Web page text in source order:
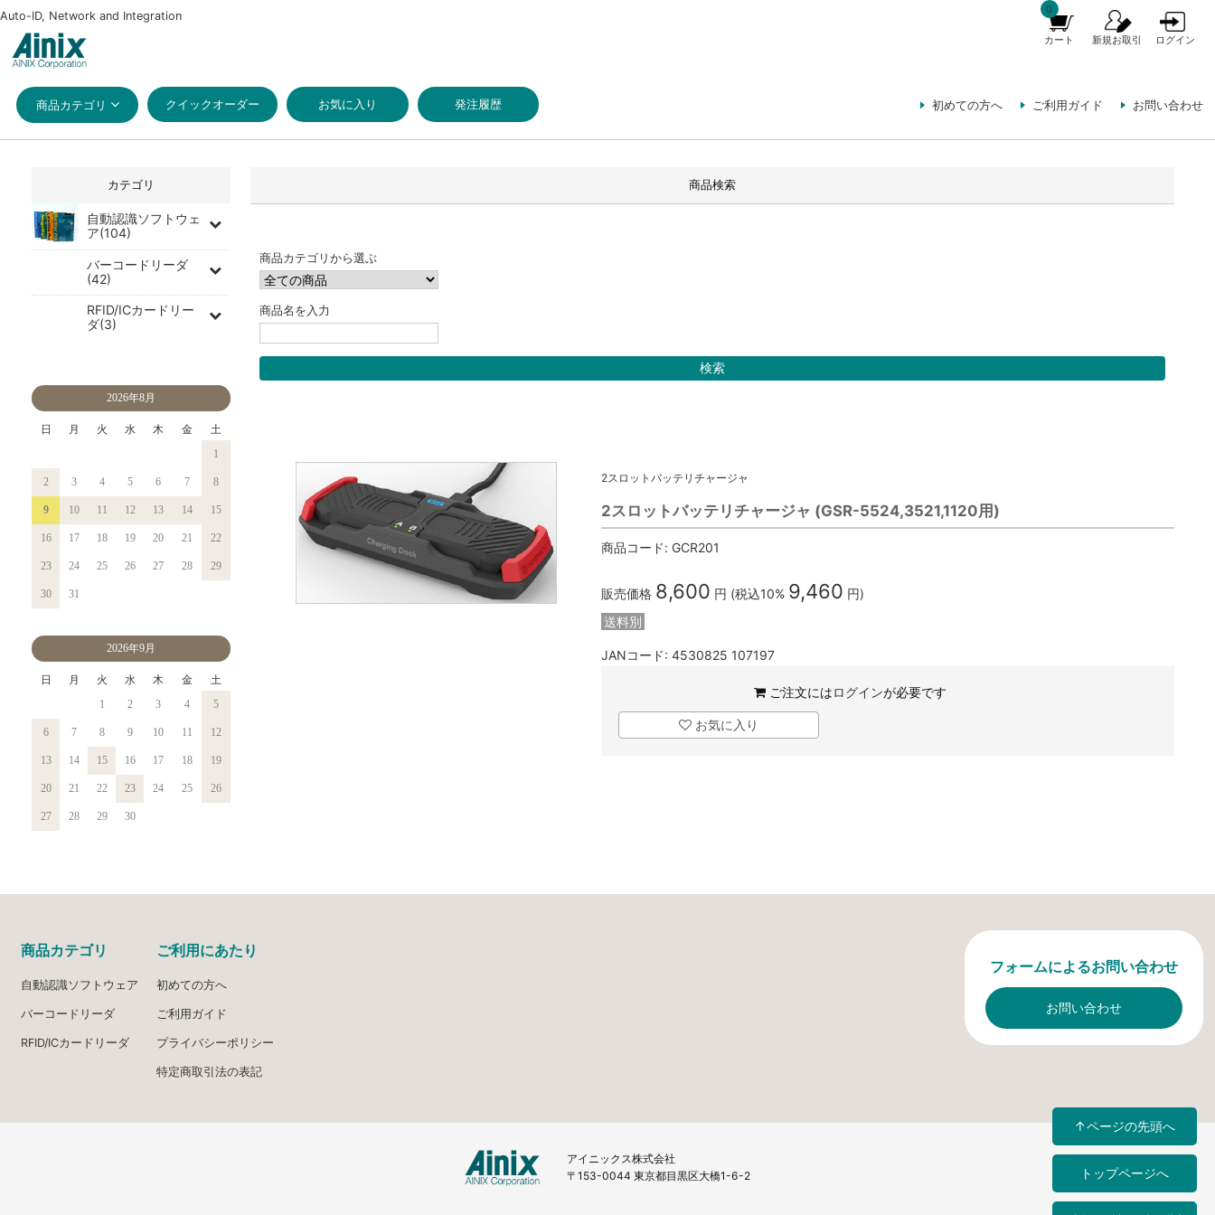
Auto-ID, Network and Integration 0
カート 新規お取引 ログイン
商品カテゴリ クイックオーダー お気に入り 発注履歴 初めての方へ ご利用ガイド お問い合わせ
カテゴリ
自動認識ソフトウェ
ア(104)
バーコードリーダ
(42)
RFID/ICカードリー
ダ(3)
2026年8月
日 月 火 水 木 金
土
1
2 3 4 5 6 7 8
9 10 11 12 13 14 15
16 17 18 19 20 21 22
23 24 25 26 27 28 29
30 31
2026年9月
日 月 火 水 木 金
土
1
2 3 4 5
6 7 8 9 10 11 12
13 14 15 16 17 18 19
20 21 22 23 24 25 26
27 28 29 30
商品検索
商品カテゴリから選ぶ
商品名を入力
2スロットバッテリチャージャ
2スロットバッテリチャージャ (GSR-5524,3521,1120用)
商品コード: GCR201
販売価格 8,600 円 (税込10% 9,460 円)
送料別
JANコード: 4530825 107197
ご注文にはログインが必要です
お気に入り
↑ページの先頭へ
トップページへ
商品カテゴリ
自動認識ソフトウェア
バーコードリーダ
RFID/ICカードリーダ
ご利用にあたり
初めての方へ
ご利用ガイド
プライバシーポリシー
特定商取引法の表記
フォームによるお問い合わせ
お問い合わせ
アイニックス株式会社
〒153-0044 東京都目黒区大橋1-6-2